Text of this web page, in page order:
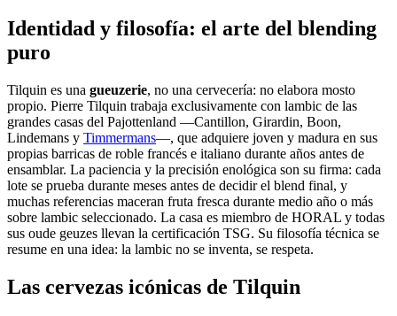
Identidad y filosofía: el arte del blending
puro
Tilquin es una gueuzerie, no una cervecería: no elabora mosto
propio. Pierre Tilquin trabaja exclusivamente con lambic de las
grandes casas del Pajottenland —Cantillon, Girardin, Boon,
Lindemans y Timmermans—, que adquiere joven y madura en sus
propias barricas de roble francés e italiano durante años antes de
ensamblar. La paciencia y la precisión enológica son su firma: cada
lote se prueba durante meses antes de decidir el blend final, y
muchas referencias maceran fruta fresca durante medio año o más
sobre lambic seleccionado. La casa es miembro de HORAL y todas
sus oude geuzes llevan la certificación TSG. Su filosofía técnica se
resume en una idea: la lambic no se inventa, se respeta.
Las cervezas icónicas de Tilquin